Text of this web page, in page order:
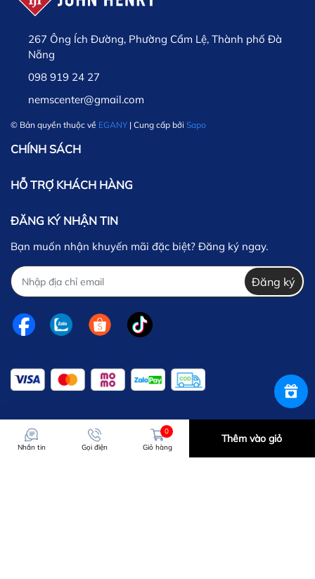
267 Ông Ích Đường, Phường Cẩm Lệ, Thành phố Đà
Nẵng
098 919 24 27
nemscenter@gmail.com
© Bản quyền thuộc về EGANY | Cung cấp bởi Sapo
CHÍNH SÁCH
HỖ TRỢ KHÁCH HÀNG
ĐĂNG KÝ NHẬN TIN
Bạn muốn nhận khuyến mãi đặc biệt? Đăng ký ngay.
Đăng ký
Nhắn tin Gọi điện
0
Giỏ hàng
Thêm vào giỏ